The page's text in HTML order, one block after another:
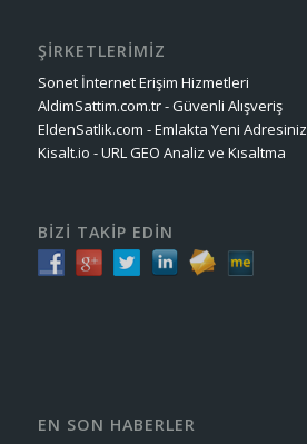
ŞİRKETLERİMİZ
Sonet İnternet Erişim Hizmetleri
AldimSattim.com.tr - Güvenli Alışveriş
EldenSatlik.com - Emlakta Yeni Adresiniz
Kisalt.io - URL GEO Analiz ve Kısaltma
BİZİ TAKİP EDİN
EN SON HABERLER